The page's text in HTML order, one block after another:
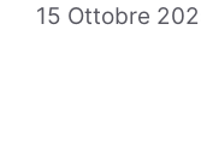
15 Ottobre